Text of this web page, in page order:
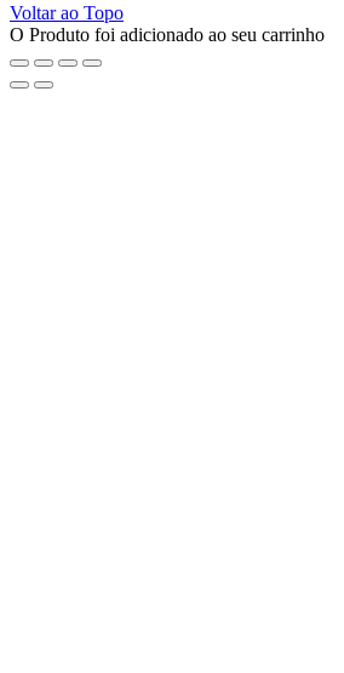
Voltar ao Topo
O Produto foi adicionado ao seu carrinho